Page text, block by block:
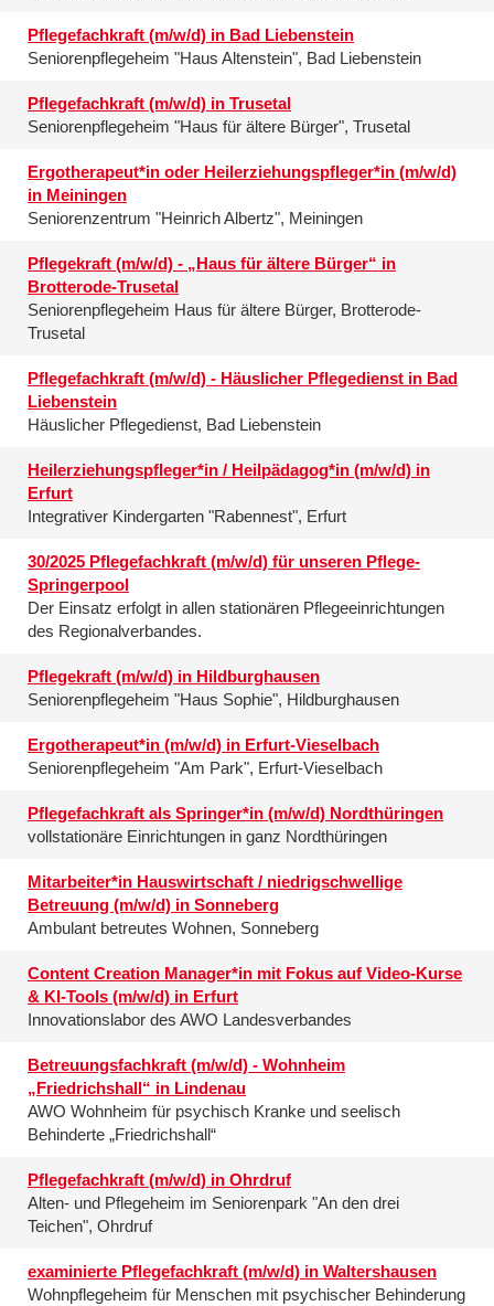
Pflegefachkraft (m/w/d) in Bad Liebenstein
Seniorenpflegeheim "Haus Altenstein", Bad Liebenstein
Pflegefachkraft (m/w/d) in Trusetal
Seniorenpflegeheim "Haus für ältere Bürger", Trusetal
Ergotherapeut*in oder Heilerziehungspfleger*in (m/w/d)
in Meiningen
Seniorenzentrum "Heinrich Albertz", Meiningen
Pflegekraft (m/w/d) - „Haus für ältere Bürger“ in
Brotterode-Trusetal
Seniorenpflegeheim Haus für ältere Bürger, Brotterode-
Trusetal
Pflegefachkraft (m/w/d) - Häuslicher Pflegedienst in Bad
Liebenstein
Häuslicher Pflegedienst, Bad Liebenstein
Heilerziehungspfleger*in / Heilpädagog*in (m/w/d) in
Erfurt
Integrativer Kindergarten "Rabennest", Erfurt
30/2025 Pflegefachkraft (m/w/d) für unseren Pflege-
Springerpool
Der Einsatz erfolgt in allen stationären Pflegeeinrichtungen
des Regionalverbandes.
Pflegekraft (m/w/d) in Hildburghausen
Seniorenpflegeheim "Haus Sophie", Hildburghausen
Ergotherapeut*in (m/w/d) in Erfurt-Vieselbach
Seniorenpflegeheim "Am Park", Erfurt-Vieselbach
Pflegefachkraft als Springer*in (m/w/d) Nordthüringen
vollstationäre Einrichtungen in ganz Nordthüringen
Mitarbeiter*in Hauswirtschaft / niedrigschwellige
Betreuung (m/w/d) in Sonneberg
Ambulant betreutes Wohnen, Sonneberg
Content Creation Manager*in mit Fokus auf Video-Kurse
& KI-Tools (m/w/d) in Erfurt
Innovationslabor des AWO Landesverbandes
Betreuungsfachkraft (m/w/d) - Wohnheim
„Friedrichshall“ in Lindenau
AWO Wohnheim für psychisch Kranke und seelisch
Behinderte „Friedrichshall“
Pflegefachkraft (m/w/d) in Ohrdruf
Alten- und Pflegeheim im Seniorenpark "An den drei
Teichen", Ohrdruf
examinierte Pflegefachkraft (m/w/d) in Waltershausen
Wohnpflegeheim für Menschen mit psychischer Behinderung